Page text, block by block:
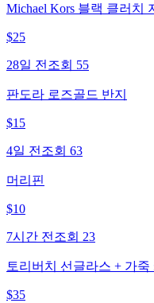
Michael Kors 블랙 클러치
$25
28일 전 조회 55
판도라 로즈골드 반지
$15
4일 전 조회 63
머리핀
$10
7시간 전 조회 23
토리버치 선글라스 + 가죽
$35